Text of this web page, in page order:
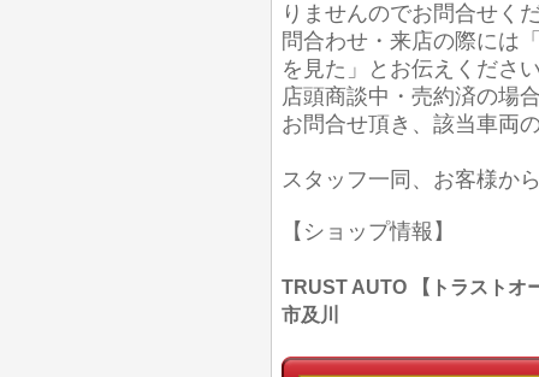
りませんのでお問合せく
問合わせ・来店の際には
を見た」とお伝えくださ
店頭商談中・売約済の場
お問合せ頂き、該当車両
スタッフ一同、お客様か
【ショップ情報】
TRUST AUTO 【トラスト
市及川